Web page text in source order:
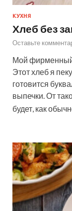
КУХНЯ
Хлеб без
Оставьте
Мой фирменный
Этот хлеб я
готовится
выпечки. От
будет, как